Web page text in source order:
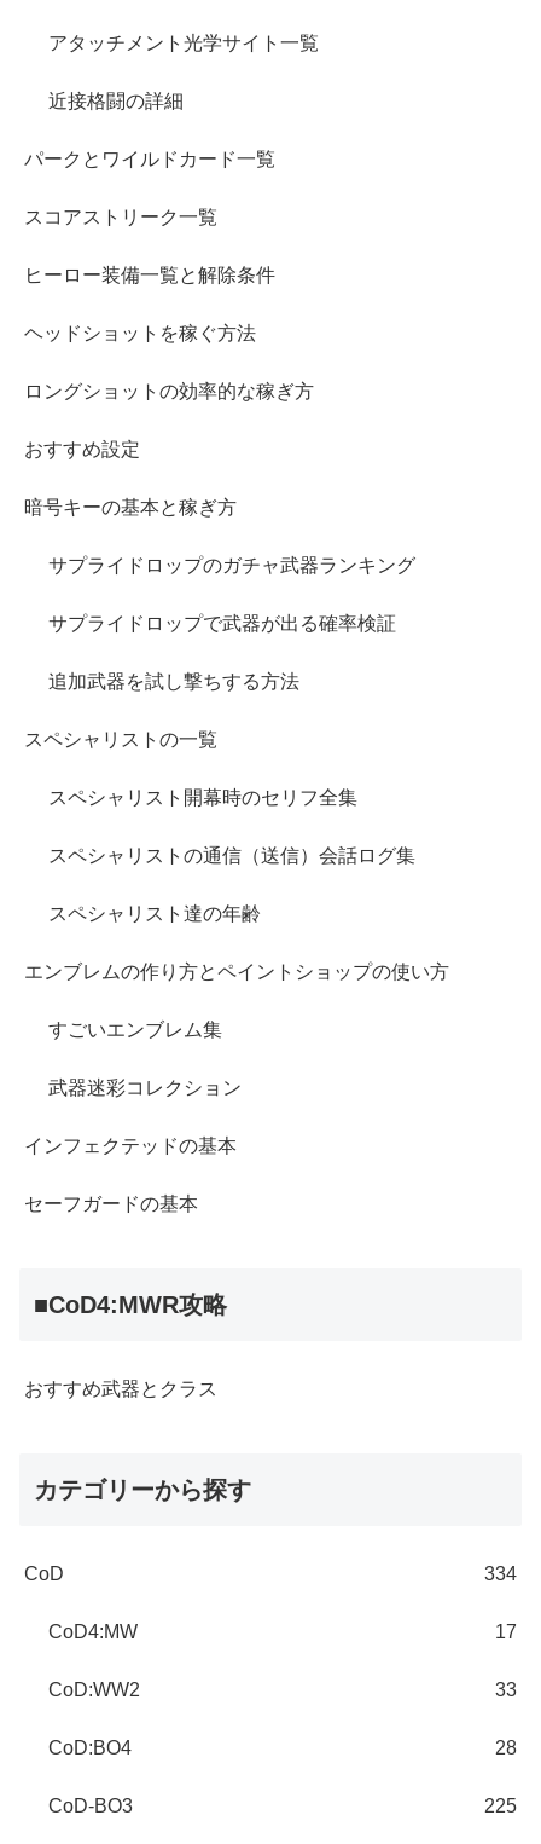
アタッチメント光学サイト一覧
近接格闘の詳細
パークとワイルドカード一覧
スコアストリーク一覧
ヒーロー装備一覧と解除条件
ヘッドショットを稼ぐ方法
ロングショットの効率的な稼ぎ方
おすすめ設定
暗号キーの基本と稼ぎ方
サプライドロップのガチャ武器ランキング
サプライドロップで武器が出る確率検証
追加武器を試し撃ちする方法
スペシャリストの一覧
スペシャリスト開幕時のセリフ全集
スペシャリストの通信（送信）会話ログ集
スペシャリスト達の年齢
エンブレムの作り方とペイントショップの使い方
すごいエンブレム集
武器迷彩コレクション
インフェクテッドの基本
セーフガードの基本
■CoD4:MWR攻略
おすすめ武器とクラス
カテゴリーから探す
CoD 334
CoD4:MW 17
CoD:WW2 33
CoD:BO4 28
CoD-BO3 225